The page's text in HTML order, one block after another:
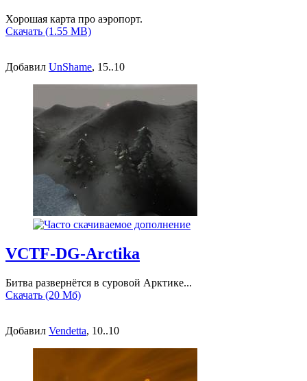
Хорошая карта про аэропорт.
Скачать (1.55 MB)
Добавил UnShame, 15..10
VCTF-DG-Arctika
Битва развернётся в суровой Арктике...
Скачать (20 Мб)
Добавил Vendetta, 10..10